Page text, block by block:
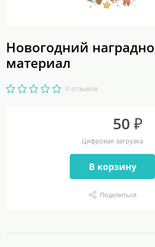
Новогодний
материал
0 отзывов
50 ₽
Цифровая загрузка
В корзину
Поделиться